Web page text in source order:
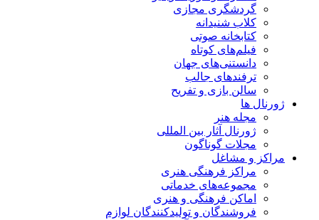
گردشگری مجازی
کلاب شنیدانه
کتابخانه صوتی
فیلم‌های کوتاه
دانستنی‌های جهان
ترفندهای جالب
سالن بازی و تفریح
ژورنال ها
مجله هنر
ژورنال آثار بین المللی
مجلات گوناگون
مراکز و مشاغل
مراکز فرهنگی هنری
مجموعه‌های خدماتی
اماکن فرهنگی و هنری
فروشندگان و تولیدکنندگان لوازم